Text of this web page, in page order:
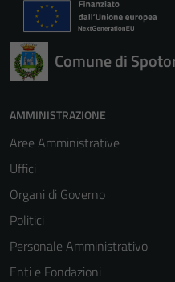
Comune di
AMMINISTRAZIONE
Aree Amministrative
Uffici
Organi di Governo
Politici
Personale Amministrativo
Enti e Fondazioni